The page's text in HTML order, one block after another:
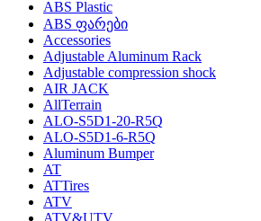
ABS Plastic
ABS ფარები
Accessories
Adjustable Aluminum Rack
Adjustable compression shock
AIR JACK
AllTerrain
ALO-S5D1-20-R5Q
ALO-S5D1-6-R5Q
Aluminum Bumper
AT
ATTires
ATV
ATV&UTV